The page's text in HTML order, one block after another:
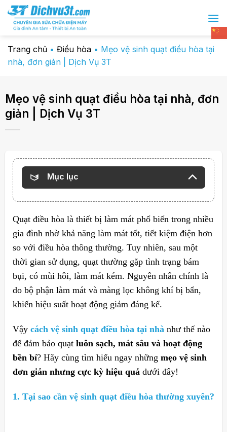
Chuyển
đến
dung
Trang chủ • Điều hòa • Mẹo vệ sinh quạt điều hòa tại
nhà, đơn giản | Dịch Vụ 3T
Mẹo vệ sinh quạt điều hòa tại nhà, đơn
giản | Dịch Vụ 3T
Mục lục
Quạt điều hòa là thiết bị làm mát phổ biến trong nhiều
gia đình nhờ khả năng làm mát tốt, tiết kiệm điện hơn
so với điều hòa thông thường. Tuy nhiên, sau một
thời gian sử dụng, quạt thường gặp tình trạng bám
bụi, có mùi hôi, làm mát kém. Nguyên nhân chính là
do bộ phận làm mát và màng lọc không khí bị bẩn,
khiến hiệu suất hoạt động giảm đáng kể.
Vậy cách vệ sinh quạt điều hòa tại nhà như thế nào
để đảm bảo quạt luôn sạch, mát sâu và hoạt động
bền bỉ? Hãy cùng tìm hiểu ngay những mẹo vệ sinh
đơn giản nhưng cực kỳ hiệu quả dưới đây!
1. Tại sao cần vệ sinh quạt điều hòa thường xuyên?